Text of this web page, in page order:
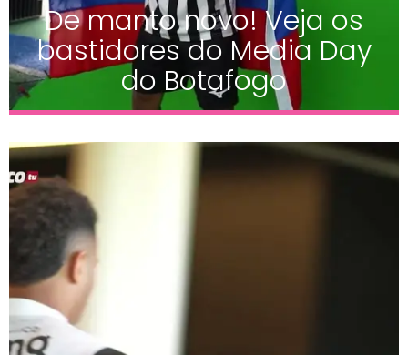
De manto novo! Veja os
bastidores do Media Day
do Botafogo